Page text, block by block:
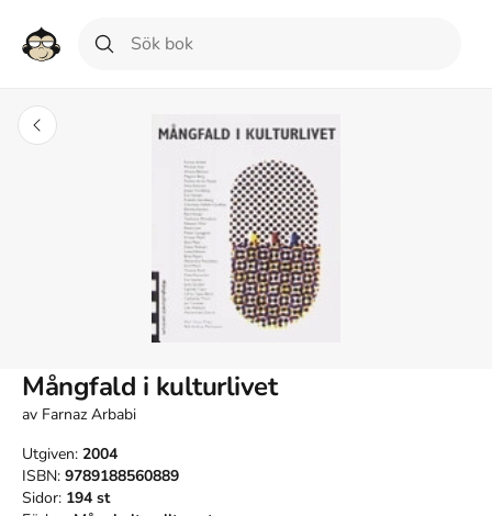
Mångfald i kulturlivet
av Farnaz Arbabi
Utgiven: 2004
ISBN: 9789188560889
Sidor: 194 st